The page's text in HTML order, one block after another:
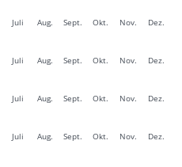
Juli Aug. Sept. Okt. Nov. Dez.
Juli Aug. Sept. Okt. Nov. Dez.
Juli Aug. Sept. Okt. Nov. Dez.
Juli Aug. Sept. Okt. Nov. Dez.